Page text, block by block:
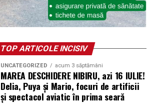
TOP ARTICOLE INCISIV
UNCATEGORIZED acum 3 săptămâni
MAREA DESCHIDERE NIBIRU, azi 16 IULIE!
Delia, Puya și Mario, focuri de artificii
și spectacol aviatic în prima seară